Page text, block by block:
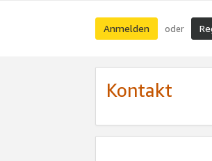
Anmelden oder
Kontakt